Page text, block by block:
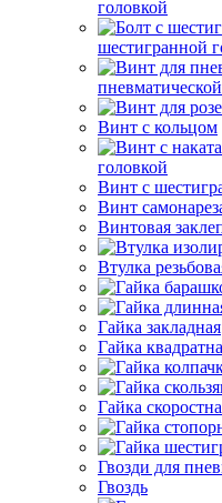
головкой
шестигранной
Винт с кольцом
головкой
Винт с
Винт
Винтовая
Втулка
Гайка закладная
Гайка
Гайка
Гвозди для
Гвоздь